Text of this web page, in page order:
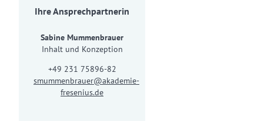
Ihre Ansprechpartnerin
Sabine Mummenbrauer
Inhalt und Konzeption
+49 231 75896-82
smummenbrauer@akademie-
fresenius.de